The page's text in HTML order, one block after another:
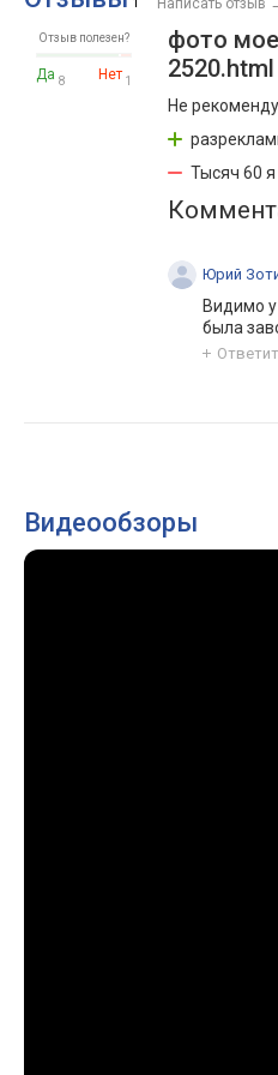
Написать отзыв
Отзыв полезен?
Да 8 Нет 1
фото
2520.html
Не
Тысяч 60
Юрий
Видимо
была
Видеообзоры